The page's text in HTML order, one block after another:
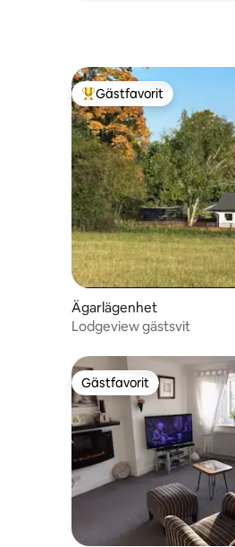
Populär gästfavorit
Gästfavorit
Ägarlägenhet
Lodgeview gästsvit
Gästfavorit
Gästfavorit